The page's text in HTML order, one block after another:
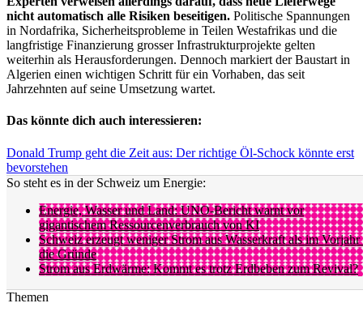
nicht automatisch alle Risiken beseitigen. Politische Spannungen
in Nordafrika, Sicherheitsprobleme in Teilen Westafrikas und die
langfristige Finanzierung grosser Infrastrukturprojekte gelten
weiterhin als Herausforderungen. Dennoch markiert der Baustart in
Algerien einen wichtigen Schritt für ein Vorhaben, das seit
Jahrzehnten auf seine Umsetzung wartet.
Das könnte dich auch interessieren:
Donald Trump geht die Zeit aus: Der richtige Öl-Schock könnte erst
bevorstehen
So steht es in der Schweiz um Energie:
Energie, Wasser und Land: UNO-Bericht warnt vor
gigantischem Ressourcenverbrauch von KI
Schweiz erzeugt weniger Strom aus Wasserkraft als im Vorjahr
die Gründe
Strom aus Erdwärme: Kommt es trotz Erdbeben zum Revival?
Themen